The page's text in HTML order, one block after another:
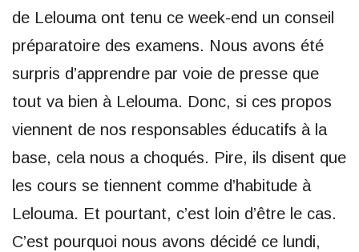
de Lelouma ont tenu ce week-end un conseil
préparatoire des examens. Nous avons été
surpris d’apprendre par voie de presse que
tout va bien à Lelouma. Donc, si ces propos
viennent de nos responsables éducatifs à la
base, cela nous a choqués. Pire, ils disent que
les cours se tiennent comme d’habitude à
Lelouma. Et pourtant, c’est loin d’être le cas.
C’est pourquoi nous avons décidé ce lundi,